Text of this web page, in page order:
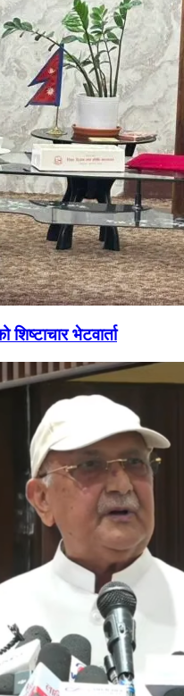
शिष्टाचार भेटवार्ता